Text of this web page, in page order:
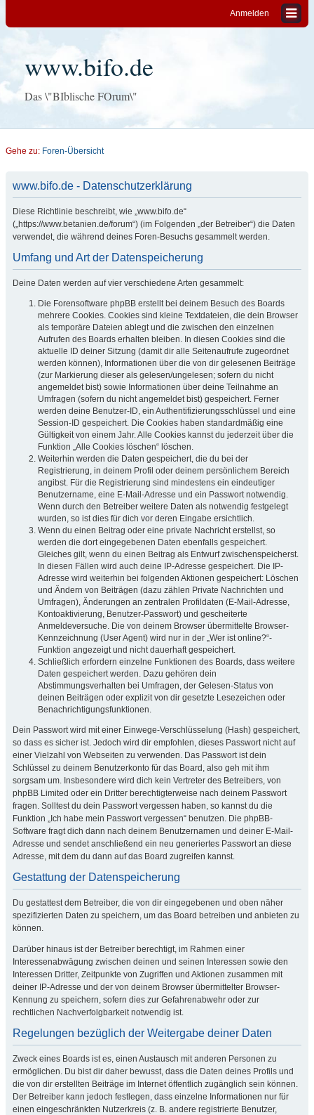
Anmelden
www.bifo.de
Das \"BIblische FOrum\"
Gehe zu: Foren-Übersicht
www.bifo.de - Datenschutzerklärung
Diese Richtlinie beschreibt, wie „www.bifo.de“
(„https://www.betanien.de/forum“) (im Folgenden „der Betreiber“) die Daten
verwendet, die während deines Foren-Besuchs gesammelt werden.
Umfang und Art der Datenspeicherung
Deine Daten werden auf vier verschiedene Arten gesammelt:
Die Forensoftware phpBB erstellt bei deinem Besuch des Boards
mehrere Cookies. Cookies sind kleine Textdateien, die dein Browser
als temporäre Dateien ablegt und die zwischen den einzelnen
Aufrufen des Boards erhalten bleiben. In diesen Cookies sind die
aktuelle ID deiner Sitzung (damit dir alle Seitenaufrufe zugeordnet
werden können), Informationen über die von dir gelesenen Beiträge
(zur Markierung dieser als gelesen/ungelesen; sofern du nicht
angemeldet bist) sowie Informationen über deine Teilnahme an
Umfragen (sofern du nicht angemeldet bist) gespeichert. Ferner
werden deine Benutzer-ID, ein Authentifizierungsschlüssel und eine
Session-ID gespeichert. Die Cookies haben standardmäßig eine
Gültigkeit von einem Jahr. Alle Cookies kannst du jederzeit über die
Funktion „Alle Cookies löschen“ löschen.
Weiterhin werden die Daten gespeichert, die du bei der
Registrierung, in deinem Profil oder deinem persönlichem Bereich
angibst. Für die Registrierung sind mindestens ein eindeutiger
Benutzername, eine E-Mail-Adresse und ein Passwort notwendig.
Wenn durch den Betreiber weitere Daten als notwendig festgelegt
wurden, so ist dies für dich vor deren Eingabe ersichtlich.
Wenn du einen Beitrag oder eine private Nachricht erstellst, so
werden die dort eingegebenen Daten ebenfalls gespeichert.
Gleiches gilt, wenn du einen Beitrag als Entwurf zwischenspeicherst.
In diesen Fällen wird auch deine IP-Adresse gespeichert. Die IP-
Adresse wird weiterhin bei folgenden Aktionen gespeichert: Löschen
und Ändern von Beiträgen (dazu zählen Private Nachrichten und
Umfragen), Änderungen an zentralen Profildaten (E-Mail-Adresse,
Kontoaktivierung, Benutzer-Passwort) und gescheiterte
Anmeldeversuche. Die von deinem Browser übermittelte Browser-
Kennzeichnung (User Agent) wird nur in der „Wer ist online?“-
Funktion angezeigt und nicht dauerhaft gespeichert.
Schließlich erfordern einzelne Funktionen des Boards, dass weitere
Daten gespeichert werden. Dazu gehören dein
Abstimmungsverhalten bei Umfragen, der Gelesen-Status von
deinen Beiträgen oder explizit von dir gesetzte Lesezeichen oder
Benachrichtigungsfunktionen.
Dein Passwort wird mit einer Einwege-Verschlüsselung (Hash) gespeichert,
so dass es sicher ist. Jedoch wird dir empfohlen, dieses Passwort nicht auf
einer Vielzahl von Webseiten zu verwenden. Das Passwort ist dein
Schlüssel zu deinem Benutzerkonto für das Board, also geh mit ihm
sorgsam um. Insbesondere wird dich kein Vertreter des Betreibers, von
phpBB Limited oder ein Dritter berechtigterweise nach deinem Passwort
fragen. Solltest du dein Passwort vergessen haben, so kannst du die
Funktion „Ich habe mein Passwort vergessen“ benutzen. Die phpBB-
Software fragt dich dann nach deinem Benutzernamen und deiner E-Mail-
Adresse und sendet anschließend ein neu generiertes Passwort an diese
Adresse, mit dem du dann auf das Board zugreifen kannst.
Gestattung der Datenspeicherung
Du gestattest dem Betreiber, die von dir eingegebenen und oben näher
spezifizierten Daten zu speichern, um das Board betreiben und anbieten zu
können.
Darüber hinaus ist der Betreiber berechtigt, im Rahmen einer
Interessenabwägung zwischen deinen und seinen Interessen sowie den
Interessen Dritter, Zeitpunkte von Zugriffen und Aktionen zusammen mit
deiner IP-Adresse und der von deinem Browser übermittelter Browser-
Kennung zu speichern, sofern dies zur Gefahrenabwehr oder zur
rechtlichen Nachverfolgbarkeit notwendig ist.
Regelungen bezüglich der Weitergabe deiner Daten
Zweck eines Boards ist es, einen Austausch mit anderen Personen zu
ermöglichen. Du bist dir daher bewusst, dass die Daten deines Profils und
die von dir erstellten Beiträge im Internet öffentlich zugänglich sein können.
Der Betreiber kann jedoch festlegen, dass einzelne Informationen nur für
einen eingeschränkten Nutzerkreis (z. B. andere registrierte Benutzer,